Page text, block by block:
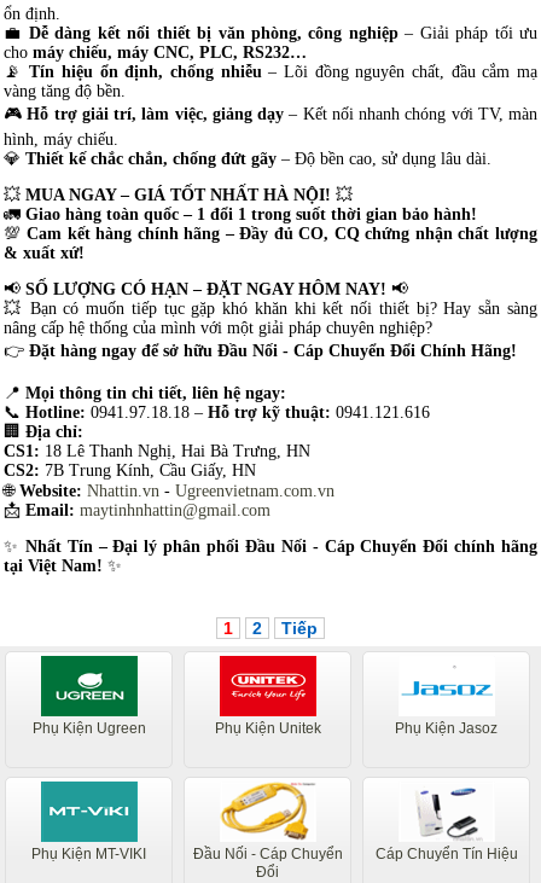
ổn định.
💼 Dễ dàng kết nối thiết bị văn phòng, công nghiệp– Giải pháp tối ưu
cho máy chiếu, máy CNC, PLC, RS232…
📡Tín hiệu ổn định, chống nhiễu– Lõi đồng nguyên chất, đầu cắm mạ
vàng tăng độ bền.
🎮Hỗ trợ giải trí, làm việc, giảng dạy – Kết nối nhanh chóng với TV, màn
hình, máy chiếu.
💎 Thiết kế chắc chắn, chống đứt gãy – Độ bền cao, sử dụng lâu dài.
💥 MUA NGAY – GIÁ TỐT NHẤT HÀ NỘI! 💥
🚛 Giao hàng toàn quốc – 1 đổi 1 trong suốt thời gian bảo hành!
💯Cam kết hàng chính hãng – Đầy đủ CO, CQ chứng nhận chất lượng
& xuất xứ!
📢 SỐ LƯỢNG CÓ HẠN – ĐẶT NGAY HÔM NAY! 📢
💥 Bạn có muốn tiếp tục gặp khó khăn khi kết nối thiết bị? Hay sẵn sàng
nâng cấp hệ thống của mình với một giải pháp chuyên nghiệp?
👉 Đặt hàng ngay để sở hữu Đầu Nối - Cáp Chuyển Đổi Chính Hãng!
📍 Mọi thông tin chi tiết, liên hệ ngay:
📞 Hotline: 0941.97.18.18 – Hỗ trợ kỹ thuật: 0941.121.616
🏢 Địa chỉ:
CS1: 18 Lê Thanh Nghị, Hai Bà Trưng, HN
CS2: 7B Trung Kính, Cầu Giấy, HN
🌐 Website: Nhattin.vn - Ugreenvietnam.com.vn
📩 Email: maytinhnhattin@gmail.com
✨ Nhất Tín – Đại lý phân phối Đầu Nối - Cáp Chuyển Đổi chính hãng
tại Việt Nam! ✨
1 2 Tiếp
Phụ Kiện Ugreen Phụ Kiện Unitek Phụ Kiện Jasoz
Phụ Kiện MT-VIKI
Đầu Nối - Cáp Chuyển
Đổi
Cáp Chuyển Tín Hiệu